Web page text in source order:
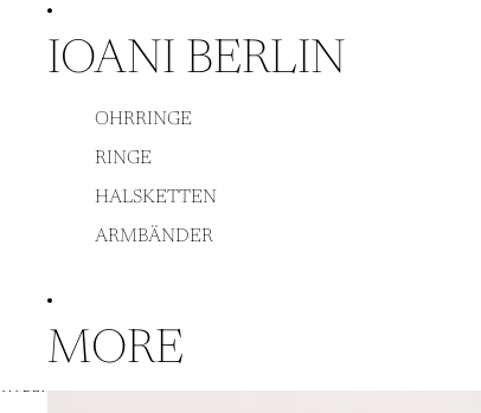
IOANI BERLIN
OHRRINGE
RINGE
HALSKETTEN
ARMBÄNDER
MORE
ZU PRODUKTINFORMATIONEN SPRINGEN